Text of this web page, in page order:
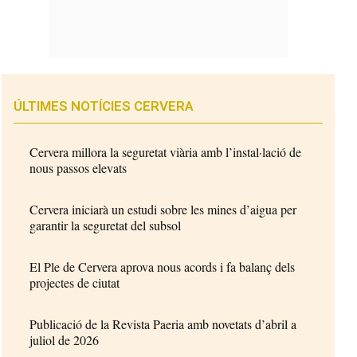
ÚLTIMES NOTÍCIES CERVERA
Cervera millora la seguretat viària amb l’instal·lació de
nous passos elevats
Cervera iniciarà un estudi sobre les mines d’aigua per
garantir la seguretat del subsol
El Ple de Cervera aprova nous acords i fa balanç dels
projectes de ciutat
Publicació de la Revista Paeria amb novetats d’abril a
juliol de 2026